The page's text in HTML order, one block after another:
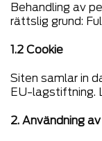
Behandling av
rättslig grund:
1.2 Cookie
Siten samlar in
EU-lagstiftning.
2. Användning